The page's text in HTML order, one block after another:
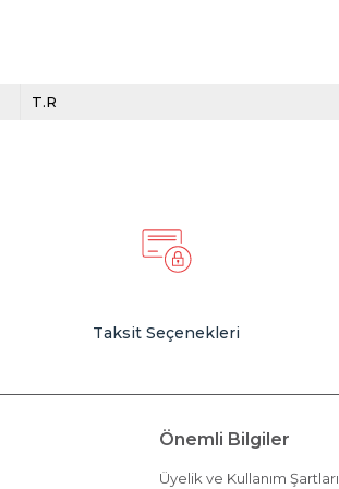
T.R
Taksit Seçenekleri
Önemli Bilgiler
Üyelik ve Kullanım Şartları